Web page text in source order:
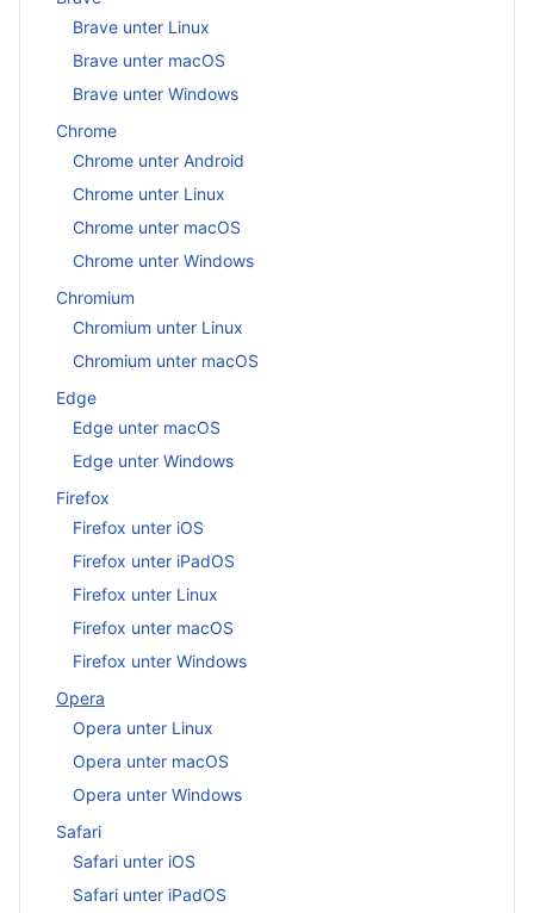
Brave unter Linux
Brave unter macOS
Brave unter Windows
Chrome
Chrome unter Android
Chrome unter Linux
Chrome unter macOS
Chrome unter Windows
Chromium
Chromium unter Linux
Chromium unter macOS
Edge
Edge unter macOS
Edge unter Windows
Firefox
Firefox unter iOS
Firefox unter iPadOS
Firefox unter Linux
Firefox unter macOS
Firefox unter Windows
Opera
Opera unter Linux
Opera unter macOS
Opera unter Windows
Safari
Safari unter iOS
Safari unter iPadOS